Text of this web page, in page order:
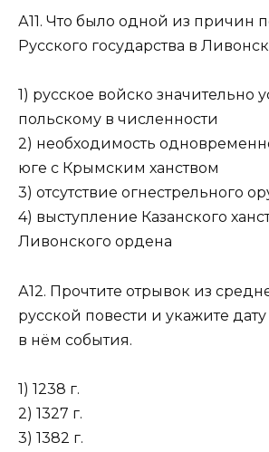
А11. Что было одной из причин
Русского государства в
1) русское войско значительно
польскому в численности
2) необходимость
юге с Крымским ханством
3) отсутствие огнестрельного
4) выступление Казанского
Ливонского ордена
А12. Прочтите отрывок из
русской повести и укажите
в нём события.
1) 1238 г.
2) 1327 г.
3) 1382 г.